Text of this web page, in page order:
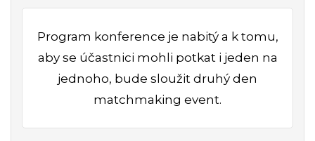
Program konference je nabitý a k tomu,
aby se účastnici mohli potkat i jeden na
jednoho, bude sloužit druhý den
matchmaking event.